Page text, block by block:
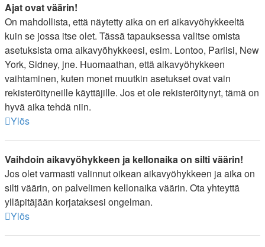
Ajat ovat väärin!
On mahdollista, että näytetty aika on eri aikavyöhykkeeltä
kuin se jossa itse olet. Tässä tapauksessa valitse omista
asetuksista oma aikavyöhykkeesi, esim. Lontoo, Pariisi, New
York, Sidney, jne. Huomaathan, että aikavyöhykkeen
vaihtaminen, kuten monet muutkin asetukset ovat vain
rekisteröityneille käyttäjille. Jos et ole rekisteröitynyt, tämä on
hyvä aika tehdä niin.
Ylös
Vaihdoin aikavyöhykkeen ja kellonaika on silti väärin!
Jos olet varmasti valinnut oikean aikavyöhykkeen ja aika on
silti väärin, on palvelimen kellonaika väärin. Ota yhteyttä
ylläpitäjään korjataksesi ongelman.
Ylös